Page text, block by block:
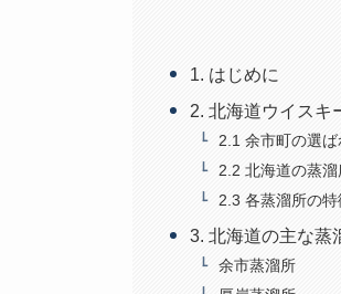
1. はじめに
2. 北海道ウイスキ
2.1 余市町の選ば
2.2 北海道の蒸
2.3 各蒸溜所の特
3. 北海道の主な蒸
余市蒸溜所